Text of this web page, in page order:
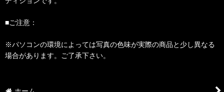
■ご注意：
※パソコンの環境によっては写真の色味が実際の商品と少し異なる
場合があります。ご了承下さい。